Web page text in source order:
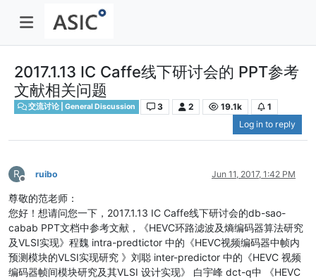
2017.1.13 IC Caffe线下研讨会的 PPT参考
文献相关问题
交流讨论 | General Discussion 3 2 19.1k
1
Log in to reply
R
Offline
ruibo Jun 11, 2017, 1:42 PM
尊敬的范老师：
您好！想请问您一下，2017.1.13 IC Caffe线下研讨会的db-sao-
cabab PPT文档中参考文献，《HEVC环路滤波及熵编码器算法研究
及VLSI实现》程魏 intra-predtictor 中的《HEVC视频编码器中帧内
预测模块的VLSI实现研究 》刘聪 inter-predictor 中的《HEVC 视频
编码器帧间模块研究及其VLSI 设计实现》 白宇峰 dct-q中 《HEVC